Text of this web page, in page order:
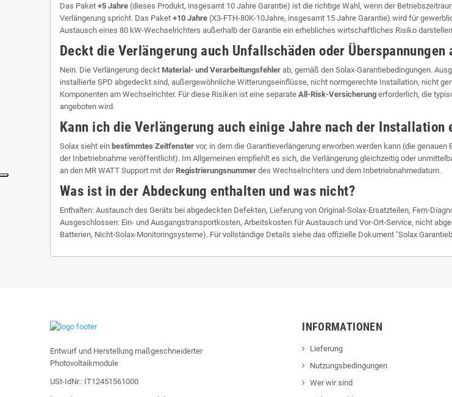
Das Paket +5 Jahre (dieses Produkt, insgesamt 10 Jahre Garantie) ist die richtige Wahl, wenn der
Verlängerung spricht. Das Paket +10 Jahre (X3-FTH-80K-10Jahre, insgesamt 15 Jahre Garantie) wird für
Austausch eines 80 kW-Wechselrichters außerhalb der Garantie ein erhebliches wirtschaftliches Risiko
Deckt die Verlängerung auch Unfallschäden oder Überspannungen
Nein. Die Verlängerung deckt Material- und Verarbeitungsfehler ab, gemäß den Solax-Garantiebedingungen.
installierte SPD abgedeckt sind, außergewöhnliche Witterungseinflüsse, nicht normgerechte Installation, nicht
Komponenten am Wechselrichter. Für diese Risiken ist eine separate All-Risk-Versicherung erforderlich, die
angeboten wird.
Kann ich die Verlängerung auch einige Jahre nach der Installation
Solax sieht ein bestimmtes Zeitfenster vor, in dem die Garantieverlängerung erworben werden kann (die
der Inbetriebnahme veröffentlicht). Im Allgemeinen empfiehlt es sich, die Verlängerung gleichzeitig oder
an den MR WATT Support mit derRegistrierungsnummer des Wechselrichters und dem Inbetriebnahmedatum.
Was ist in der Abdeckung enthalten und was nicht?
Enthalten: Austausch des Geräts bei abgedeckten Defekten, Lieferung von Original-Solax-Ersatzteilen, Fern-
Ausgeschlossen: Ein- und Ausgangstransportkosten, Arbeitskosten für Austausch und Vor-Ort-Service, nicht
Batterien, Nicht-Solax-Monitoringsysteme). Für vollständige Details siehe das offizielle Dokument "Solax
Entwurf und Herstellung maßgeschneiderter
Photovoltaikmodule
USt-IdNr.: IT12451561000
INFORMATIONEN
Lieferung
Nutzungsbedingungen
Wer wir sind